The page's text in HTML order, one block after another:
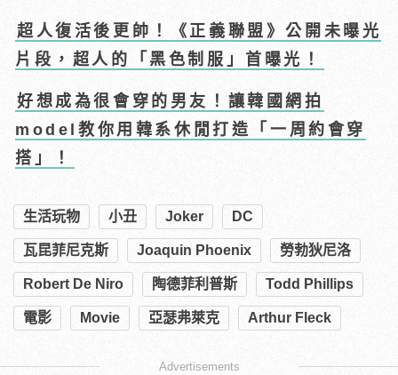
超人復活後更帥！《正義聯盟》公開未曝光
片段，超人的「黑色制服」首曝光！
好想成為很會穿的男友！讓韓國網拍
model教你用韓系休閒打造「一周約會穿
搭」！
生活玩物 小丑 Joker DC
瓦昆菲尼克斯 Joaquin Phoenix 勞勃狄尼洛
Robert De Niro 陶德菲利普斯 Todd Phillips
電影 Movie 亞瑟弗萊克 Arthur Fleck
Advertisements